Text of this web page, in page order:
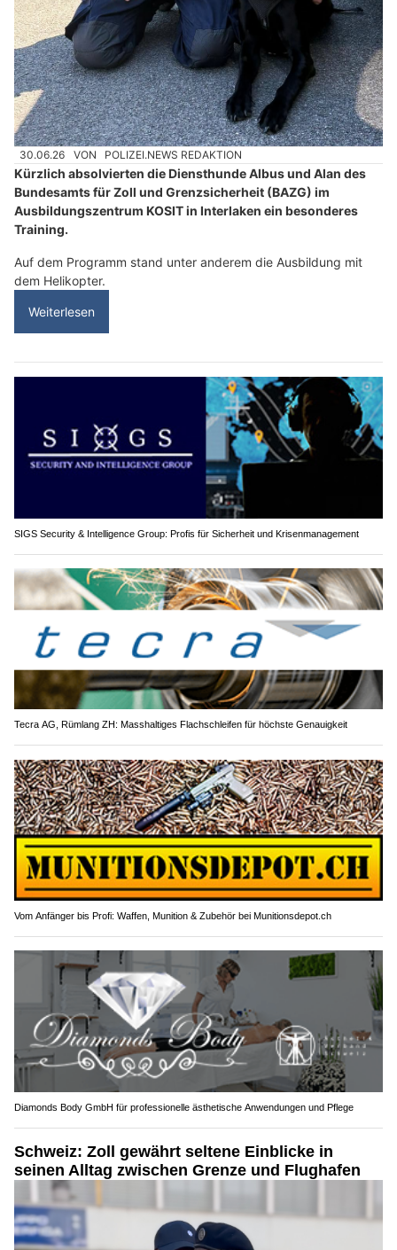
30.06.26 VON POLIZEI.NEWS REDAKTION
Kürzlich absolvierten die Diensthunde Albus und Alan des
Bundesamts für Zoll und Grenzsicherheit (BAZG) im
Ausbildungszentrum KOSIT in Interlaken ein besonderes
Training.
Auf dem Programm stand unter anderem die Ausbildung mit
dem Helikopter.
Weiterlesen
SIGS Security & Intelligence Group: Profis für Sicherheit und Krisenmanagement
Tecra AG, Rümlang ZH: Masshaltiges Flachschleifen für höchste Genauigkeit
Vom Anfänger bis Profi: Waffen, Munition & Zubehör bei Munitionsdepot.ch
Diamonds Body GmbH für professionelle ästhetische Anwendungen und Pflege
Schweiz: Zoll gewährt seltene Einblicke in
seinen Alltag zwischen Grenze und Flughafen